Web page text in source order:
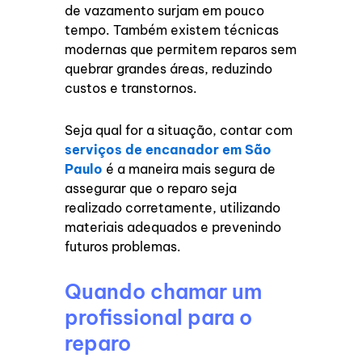
de vazamento surjam em pouco
tempo. Também existem técnicas
modernas que permitem reparos sem
quebrar grandes áreas, reduzindo
custos e transtornos.
Seja qual for a situação, contar com
serviços de encanador em São
Paulo é a maneira mais segura de
assegurar que o reparo seja
realizado corretamente, utilizando
materiais adequados e prevenindo
futuros problemas.
Quando chamar um
profissional para o
reparo